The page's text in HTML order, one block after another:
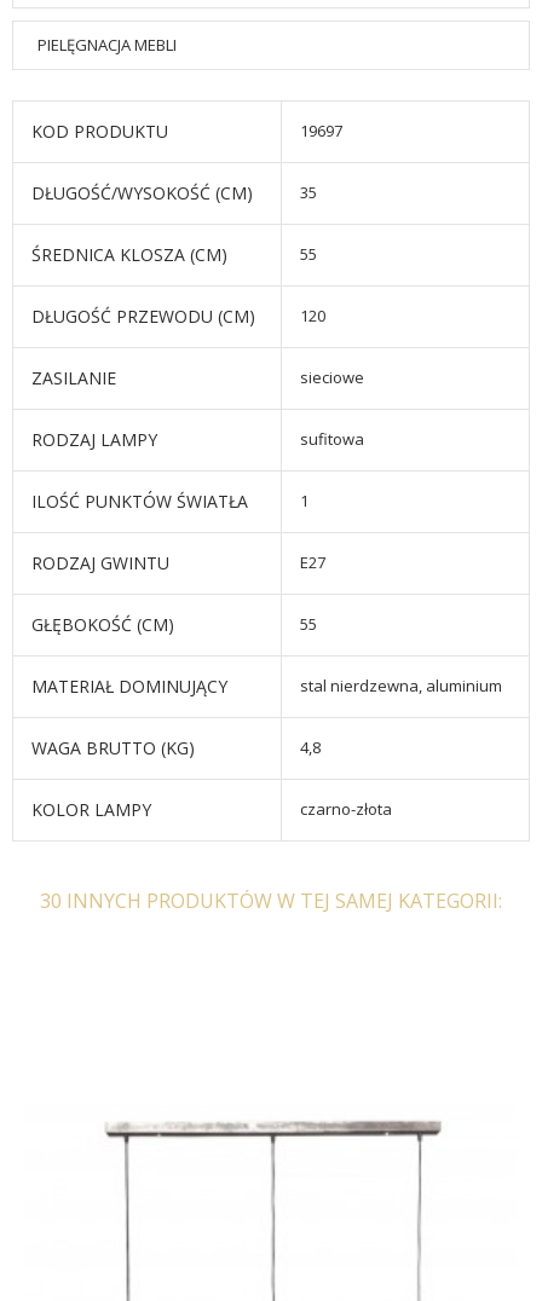
PIELĘGNACJA MEBLI
KOD PRODUKTU 19697
DŁUGOŚĆ/WYSOKOŚĆ (CM) 35
ŚREDNICA KLOSZA (CM) 55
DŁUGOŚĆ PRZEWODU (CM) 120
ZASILANIE sieciowe
RODZAJ LAMPY sufitowa
ILOŚĆ PUNKTÓW ŚWIATŁA 1
RODZAJ GWINTU E27
GŁĘBOKOŚĆ (CM) 55
MATERIAŁ DOMINUJĄCY stal nierdzewna, aluminium
WAGA BRUTTO (KG) 4,8
KOLOR LAMPY czarno-złota
30 INNYCH PRODUKTÓW W TEJ SAMEJ KATEGORII: